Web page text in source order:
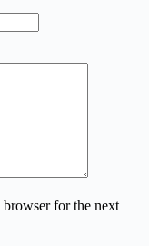
browser for the next